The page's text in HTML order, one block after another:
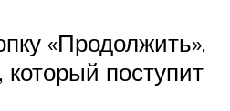
«Продолжить».
который поступит